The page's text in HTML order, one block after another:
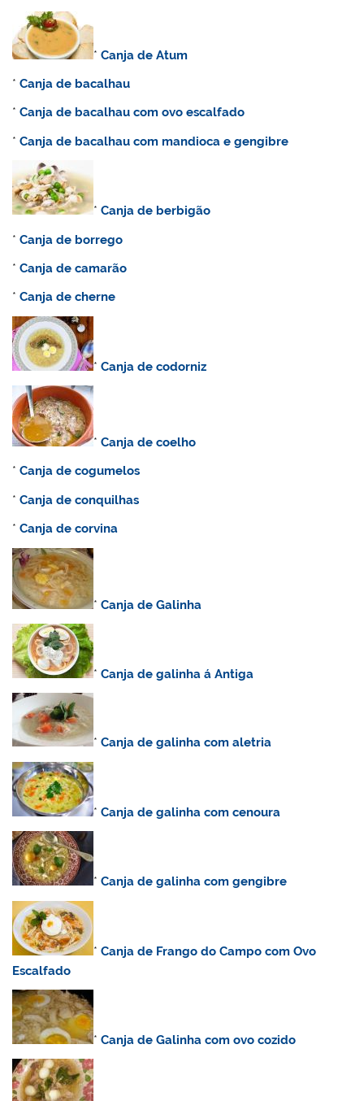
*Canja de Atum
*Canja de bacalhau
*Canja de bacalhau com ovo escalfado
*Canja de bacalhau com mandioca e gengibre
*Canja de berbigão
*Canja de borrego
*Canja de camarão
*Canja de cherne
*Canja de codorniz
*Canja de coelho
*Canja de cogumelos
*Canja de conquilhas
*Canja de corvina
*Canja de Galinha
*Canja de galinha á Antiga
*Canja de galinha com aletria
*Canja de galinha com cenoura
*Canja de galinha com gengibre
*Canja de Frango do Campo com Ovo
Escalfado
*Canja de Galinha com ovo cozido